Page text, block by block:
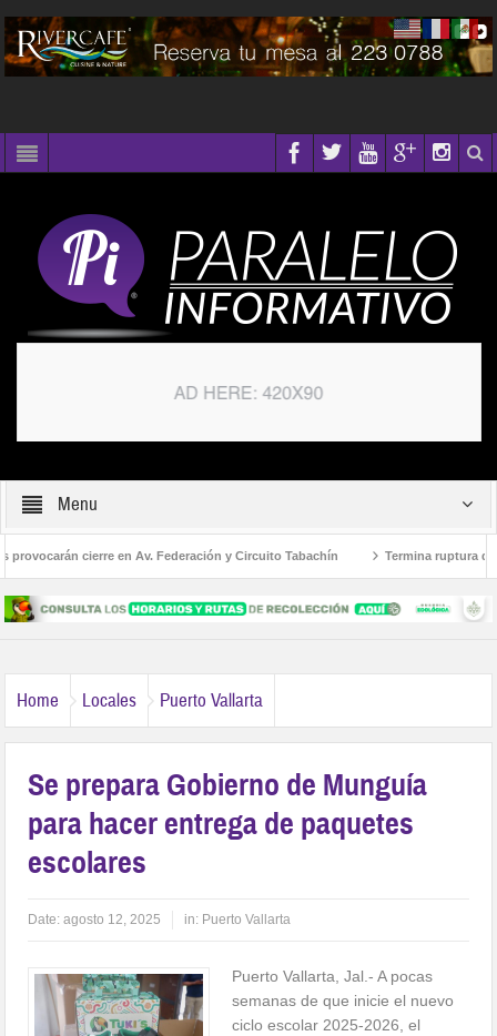
Menu
cierre en Av. Federación y Circuito Tabachín Termina ruptura
robo a Karely Ruiz
Home Locales Puerto Vallarta
Se prepara Gobierno de Munguía
para hacer entrega de paquetes
escolares
Date:agosto 12, 2025 in: Puerto Vallarta
Puerto Vallarta, Jal.- A pocas
semanas de que inicie el nuevo
ciclo escolar 2025-2026, el